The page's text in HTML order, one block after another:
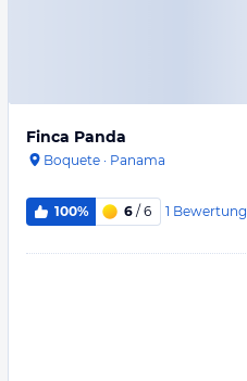
Finca Panda
Boquete · Panama
100% 6 / 6 1 Bewertung